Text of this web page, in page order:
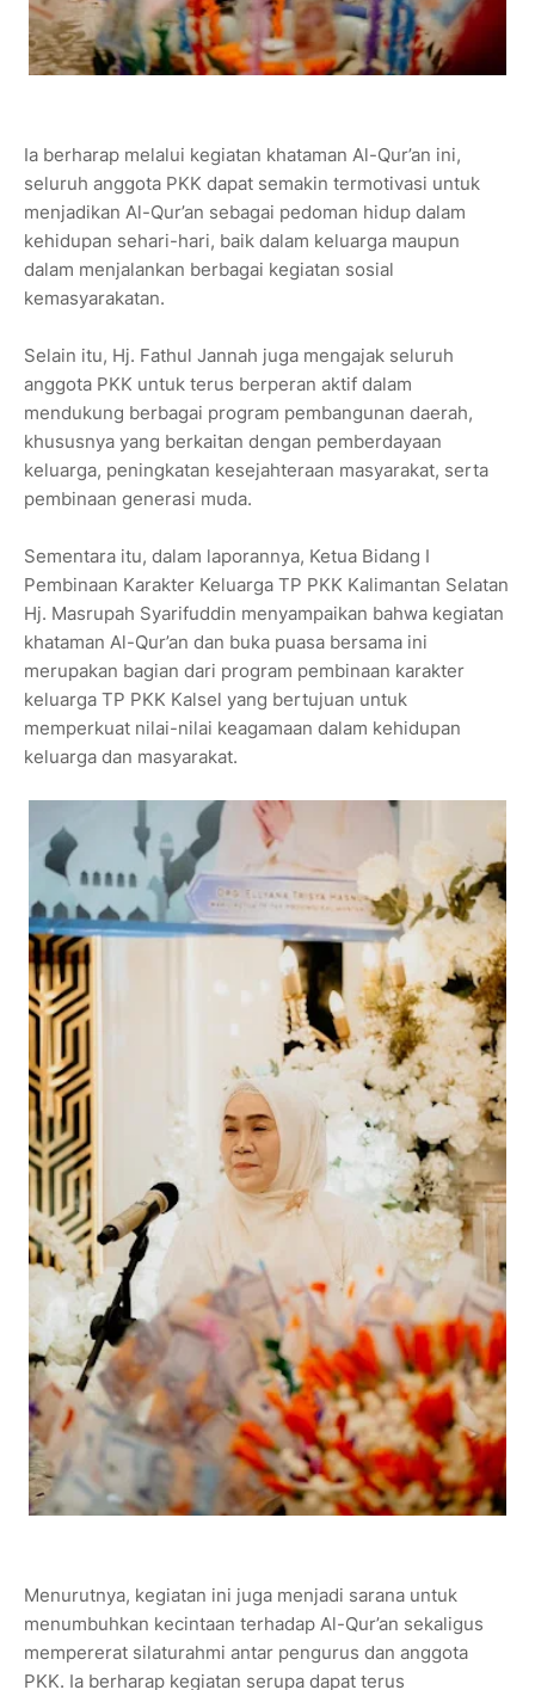
Ia berharap melalui kegiatan khataman Al-Qur’an ini,
seluruh anggota PKK dapat semakin termotivasi untuk
menjadikan Al-Qur’an sebagai pedoman hidup dalam
kehidupan sehari-hari, baik dalam keluarga maupun
dalam menjalankan berbagai kegiatan sosial
kemasyarakatan.
Selain itu, Hj. Fathul Jannah juga mengajak seluruh
anggota PKK untuk terus berperan aktif dalam
mendukung berbagai program pembangunan daerah,
khususnya yang berkaitan dengan pemberdayaan
keluarga, peningkatan kesejahteraan masyarakat, serta
pembinaan generasi muda.
Sementara itu, dalam laporannya, Ketua Bidang I
Pembinaan Karakter Keluarga TP PKK Kalimantan Selatan
Hj. Masrupah Syarifuddin menyampaikan bahwa kegiatan
khataman Al-Qur’an dan buka puasa bersama ini
merupakan bagian dari program pembinaan karakter
keluarga TP PKK Kalsel yang bertujuan untuk
memperkuat nilai-nilai keagamaan dalam kehidupan
keluarga dan masyarakat.
Menurutnya, kegiatan ini juga menjadi sarana untuk
menumbuhkan kecintaan terhadap Al-Qur’an sekaligus
mempererat silaturahmi antar pengurus dan anggota
PKK. Ia berharap kegiatan serupa dapat terus